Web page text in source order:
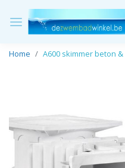
Home A600 skimmer beton